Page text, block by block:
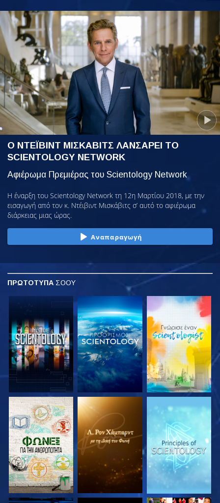
Ο ΝΤΕΪΒΙΝΤ ΜΙΣΚΑΒΙΤΣ ΛΑΝΣΑΡΕΙ ΤΟ
SCIENTOLOGY NETWORK
Αφιέρωμα Πρεμιέρας του Scientology Network
Η έναρξη του Scientology Network τη 12η Μαρτίου 2018, με την
εισαγωγή από τον κ. Ντέιβιντ Μισκάβιτς σ’ αυτό το αφιέρωμα
διάρκειας μιας ώρας.
Αναπαραγωγή
ΠΡΩΤΟΤΥΠΑ ΣΟΟΥ
ΕΞΕΡΕΥΝΗΣΤΕ ΤΗ
ΣΕΙΡΑ
ΕΞΕΡΕΥΝΗΣΤΕ ΤΗ
ΣΕΙΡΑ
ΕΞΕΡΕΥΝΗΣΤΕ ΤΗ
ΣΕΙΡΑ